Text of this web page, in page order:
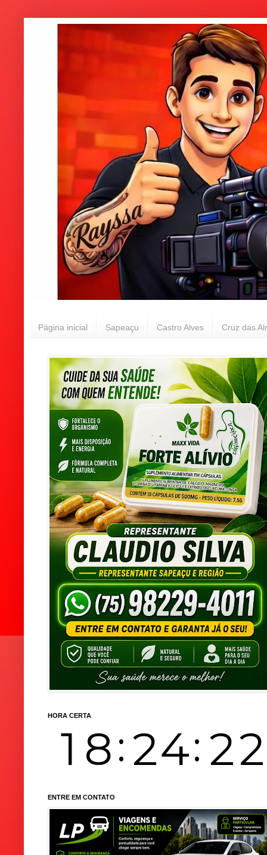
Página inicial Sapeaçu Castro Alves Cruz das
HORA CERTA
ENTRE EM CONTATO